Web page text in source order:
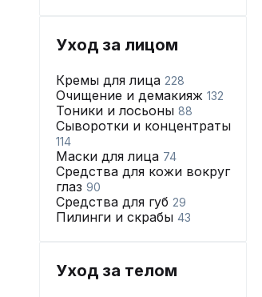
Уход за лицом
Кремы для лица 228
Очищение и демакияж 132
Тоники и лосьоны 88
Сыворотки и концентраты
114
Маски для лица 74
Средства для кожи вокруг
глаз 90
Средства для губ 29
Пилинги и скрабы 43
Уход за телом